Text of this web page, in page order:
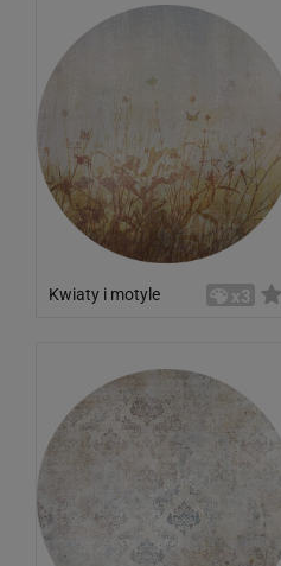
Kwiaty i motyle x3